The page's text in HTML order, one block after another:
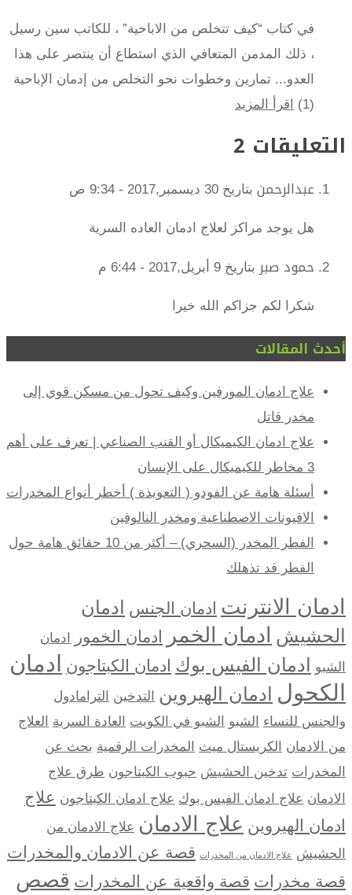
في كتاب “كيف تتخلص من الاباحية” ، للكاتب سين رسيل
، ذلك المدمن المتعافي الذي استطاع أن ينتصر على هذا
العدو... تمارين وخطوات نحو التخلص من إدمان الإباحية
(1)
اقرأ المزيد
التعليقات 2
عبدالرحمن بتاريخ 30 ديسمبر,2017 - 9:34 ص
هل يوجد مراكز لعلاج ادمان العاده السرية
حمود صبر بتاريخ 9 أبريل,2017 - 6:44 م
شكرا لكم جزاكم الله خيرا
أحدث المقالات
علاج ادمان المورفين وكيف تحول من مسكن قوي إلى
مخدر قاتل
علاج ادمان الكيميكال أو القنب الصناعي | تعرف على أهم
3 مخاطر للكيميكال على الإنسان
أسئلة هامة عن الفودو ( التعويذة ) أخطر أنواع المخدرات
الافيونات الاصطناعية ومخدر النالوفين
الفطر المخدر (السحري) – أكثر من 10 حقائق هامة حول
الفطر قد تذهلك
ادمان الانترنت ادمان الجنس ادمان
الحشيش ادمان الخمر ادمان الخمور
ادمان
الشبو ادمان الفيس بوك ادمان الكبتاجون ادمان
الكحول ادمان الهيروين التدخين
الترامادول
والجنس للنساء
الشبو الشبو في الكويت العادة السرية
العلاج
من الادمان
الكريستال ميث المخدرات الرقمية بحث عن
المخدرات تدخين الحشيش حبوب الكبتاجون طرق علاج
الادمان علاج ادمان الفيس بوك علاج ادمان الكبتاجون علاج
ادمان الهيروين علاج الادمان علاج الادمان من
الحشيش علاج الادمان من المخدرات قصة عن الادمان والمخدرات
قصة مخدرات قصة واقعية عن المخدرات قصص